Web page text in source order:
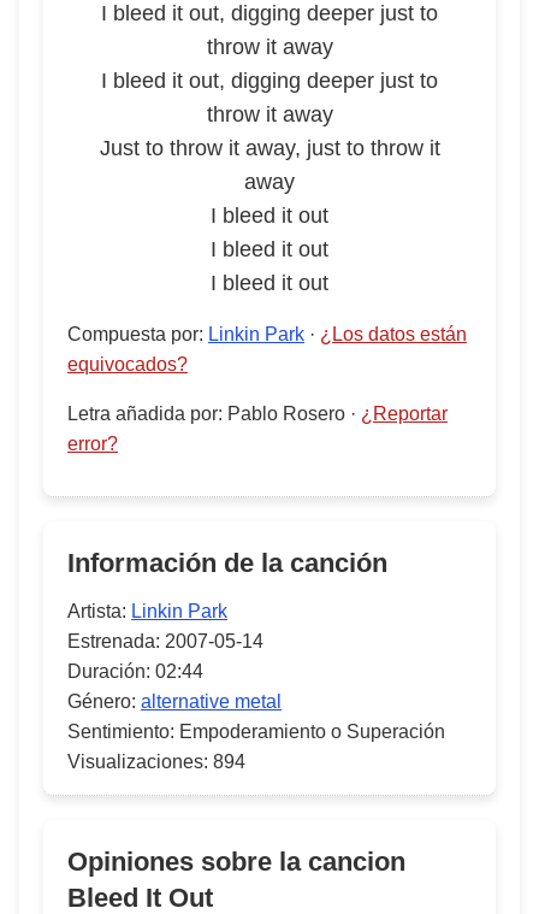
I bleed it out, digging deeper just to
throw it away
I bleed it out, digging deeper just to
throw it away
Just to throw it away, just to throw it
away
I bleed it out
I bleed it out
I bleed it out
Compuesta por: Linkin Park · ¿Los datos están
equivocados?
Letra añadida por: Pablo Rosero · ¿Reportar
error?
Información de la canción
Artista: Linkin Park
Estrenada: 2007-05-14
Duración: 02:44
Género: alternative metal
Sentimiento: Empoderamiento o Superación
Visualizaciones: 894
Opiniones sobre la cancion
Bleed It Out